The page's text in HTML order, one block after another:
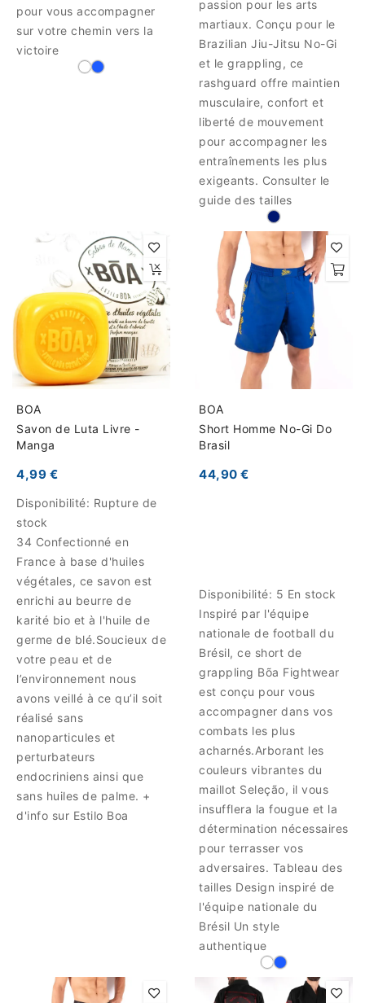
pour vous accompagner
sur votre chemin vers la
victoire
passion pour les arts
martiaux. Conçu pour le
Brazilian Jiu-Jitsu No-Gi
et le grappling, ce
rashguard offre maintien
musculaire, confort et
liberté de mouvement
pour accompagner les
entraînements les plus
exigeants. Consulter le
guide des tailles
BOA
Savon de Luta Livre -
Manga
4,99 €
Disponibilité: Rupture de
stock
34 Confectionné en
France à base d'huiles
végétales, ce savon est
enrichi au beurre de
karité bio et à l'huile de
germe de blé.Soucieux de
votre peau et de
l’environnement nous
avons veillé à ce qu’il soit
réalisé sans
nanoparticules et
perturbateurs
endocriniens ainsi que
sans huiles de palme. +
d'info sur Estilo Boa
BOA
Short Homme No-Gi Do
Brasil
44,90 €
Disponibilité: 5 En stock
Inspiré par l'équipe
nationale de football du
Brésil, ce short de
grappling Bõa Fightwear
est conçu pour vous
accompagner dans vos
combats les plus
acharnés.Arborant les
couleurs vibrantes du
maillot Seleção, il vous
insufflera la fougue et la
détermination nécessaires
pour terrasser vos
adversaires. Tableau des
tailles Design inspiré de
l'équipe nationale du
Brésil Un style
authentique